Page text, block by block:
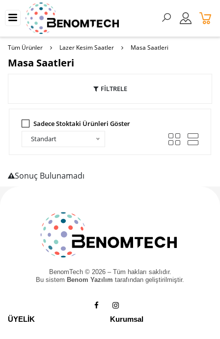
Tüm Ürünler Lazer Kesim Saatler Masa Saatleri
Masa Saatleri
FİLTRELE
Sadece Stoktaki Ürünleri Göster
Standart
Sonuç Bulunamadı
BenomTech © 2026 – Tüm hakları saklıdır.
Bu sistem Benom Yazılım tarafından geliştirilmiştir.
ÜYELİK Kurumsal